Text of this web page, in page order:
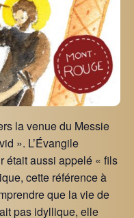
la venue du Messie
». L’Évangile
était aussi appelé « fils
cette référence à
que la vie de
pas idyllique, elle